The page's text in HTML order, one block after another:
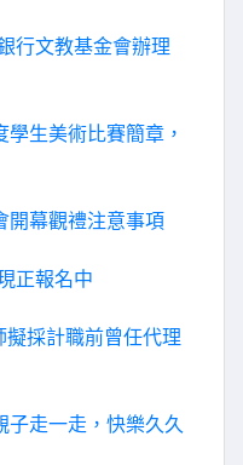
行文教基金會辦理
學生美術比賽簡章，
開幕觀禮注意事項
正報名中
採計職前曾任代理
子走一走，快樂久久